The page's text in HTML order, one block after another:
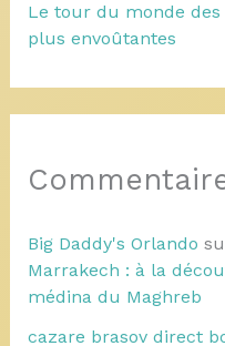
Le tour du monde
plus envoûtantes
Big Daddy's Orlando
Marrakech : à la
médina du Maghreb
cazare brasov direct